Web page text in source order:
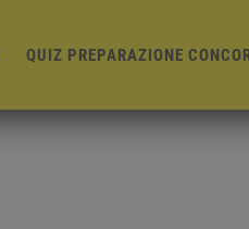
QUIZ PREPARAZIONE